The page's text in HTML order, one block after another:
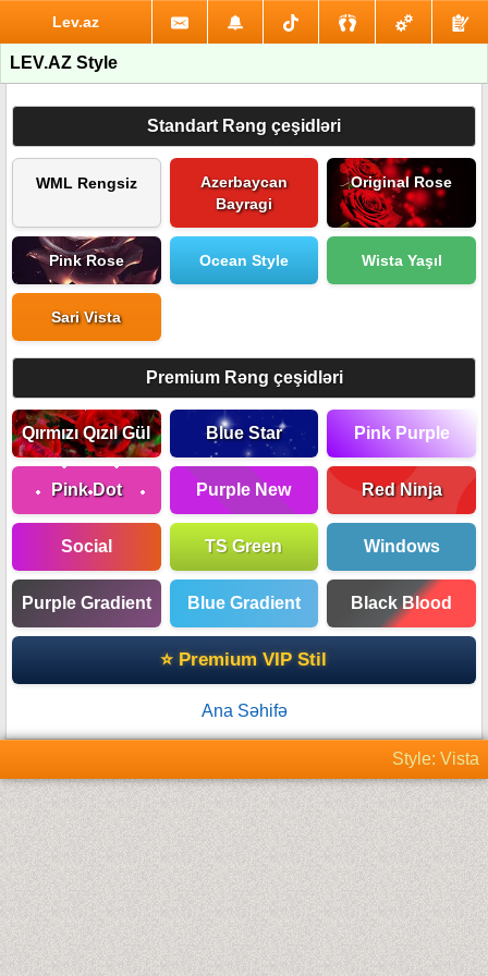
Lev.az
LEV.AZ Style
Standart Rəng çeşidləri
WML Rengsiz
Azerbaycan
Bayragi
Original Rose
Pink Rose Ocean Style Wista Yaşıl
Sari Vista
Premium Rəng çeşidləri
Qırmızı Qızıl Gül Blue Star Pink Purple
Pink Dot Purple New Red Ninja
Social TS Green Windows
Purple Gradient Blue Gradient Black Blood
⭐ Premium VIP Stil
Ana Səhifə
Style: Vista